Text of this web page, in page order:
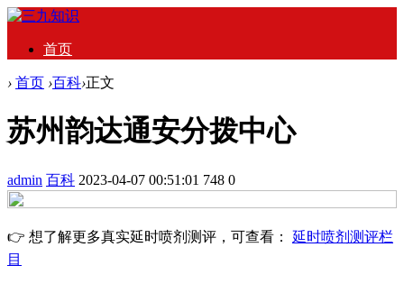
首页
› 首页 ›百科›正文
苏州韵达通安分拨中心
admin 百科 2023-04-07 00:51:01 748 0
👉 想了解更多真实延时喷剂测评，可查看： 延时喷剂测评栏
目